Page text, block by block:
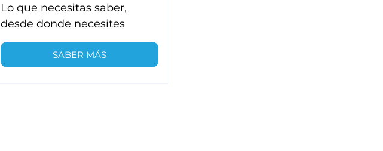
Lo que necesitas saber,
desde donde necesites
SABER MÁS